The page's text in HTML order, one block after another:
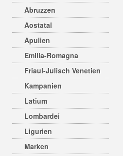
Abruzzen
Aostatal
Apulien
Emilia-Romagna
Friaul-Julisch Venetien
Kampanien
Latium
Lombardei
Ligurien
Marken